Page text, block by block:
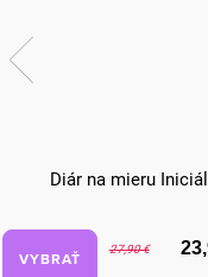
Diár na mieru
27,90 €
VYBRAŤ